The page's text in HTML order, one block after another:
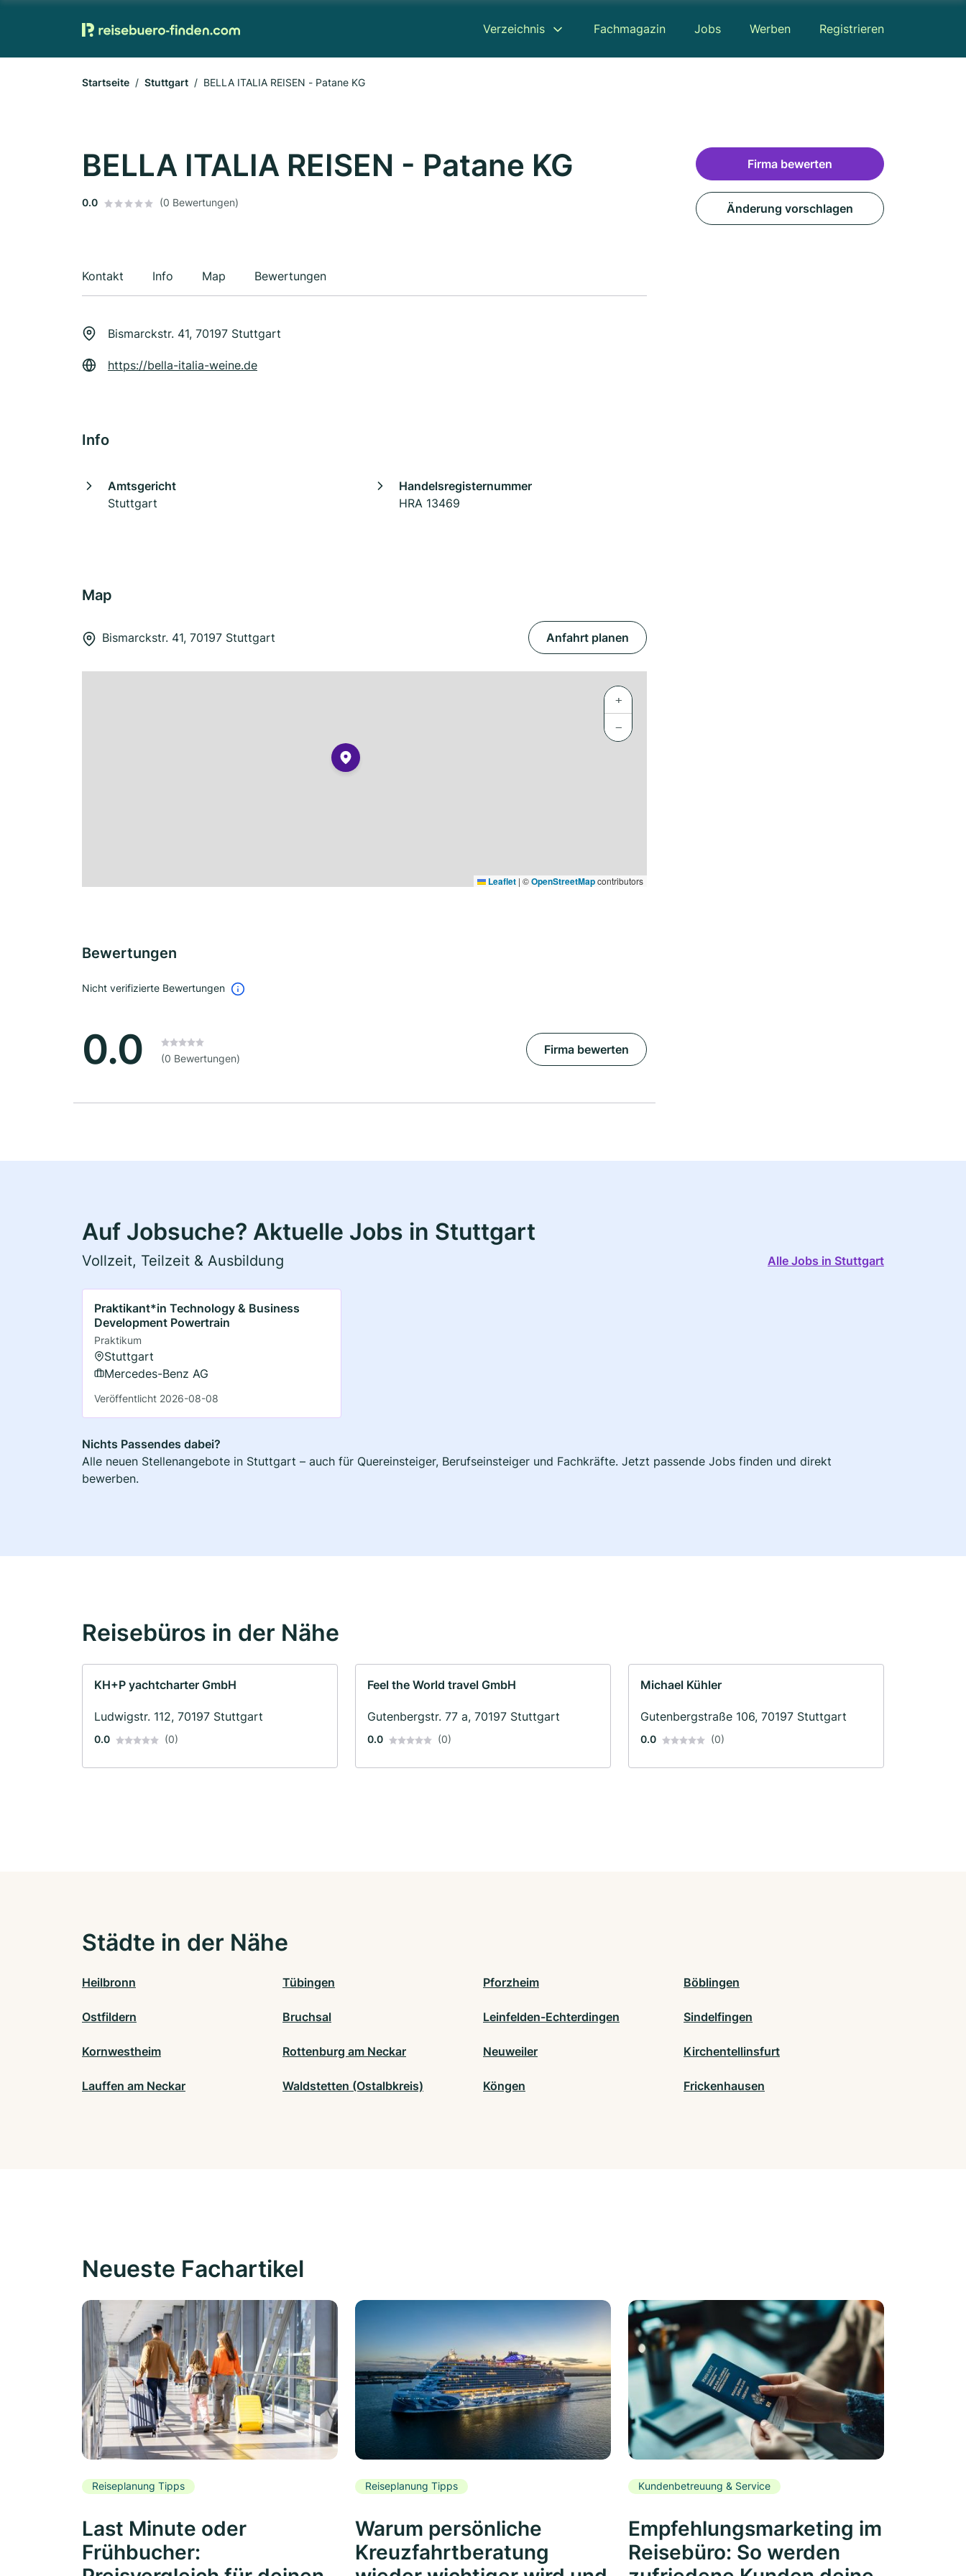
Verzeichnis Fachmagazin Jobs Werben Registrieren
Startseite Stuttgart BELLA ITALIA REISEN - Patane KG
BELLA ITALIA REISEN - Patane KG
0.0 (0 Bewertungen)
Kontakt Info Map Bewertungen
Bismarckstr. 41, 70197 Stuttgart
https://bella-italia-weine.de
Info
Amtsgericht
Stuttgart
Handelsregisternummer
HRA 13469
Map
Bismarckstr. 41, 70197 Stuttgart Anfahrt planen
+
−
Leaflet | ©OpenStreetMapcontributors
Bewertungen
Nicht verifizierte Bewertungen
0.0 (0 Bewertungen)
Firma bewerten
Firma bewerten
Änderung vorschlagen
Auf Jobsuche? Aktuelle Jobs in Stuttgart
Vollzeit, Teilzeit & Ausbildung Alle Jobs in Stuttgart
Praktikant*in Technology & Business
Development Powertrain
Praktikum
Stuttgart
Mercedes-Benz AG
Veröffentlicht 2026-08-08
Nichts Passendes dabei?
Alle neuen Stellenangebote in Stuttgart – auch für Quereinsteiger, Berufseinsteiger und Fachkräfte. Jetzt passende Jobs finden und direkt
bewerben.
Reisebüros in der Nähe
KH+P yachtcharter GmbH
Ludwigstr. 112, 70197 Stuttgart
0.0 (0)
Feel the World travel GmbH
Gutenbergstr. 77 a, 70197 Stuttgart
0.0 (0)
Michael Kühler
Gutenbergstraße 106, 70197 Stuttgart
0.0 (0)
Städte in der Nähe
Heilbronn Tübingen Pforzheim Böblingen
Ostfildern Bruchsal Leinfelden-Echterdingen Sindelfingen
Kornwestheim Rottenburg am Neckar Neuweiler Kirchentellinsfurt
Lauffen am Neckar Waldstetten (Ostalbkreis) Köngen Frickenhausen
Neueste Fachartikel
Reiseplanung Tipps
Last Minute oder
Frühbucher:
Reiseplanung Tipps
Warum persönliche
Kreuzfahrtberatung
Kundenbetreuung & Service
Empfehlungsmarketing im
Reisebüro: So werden